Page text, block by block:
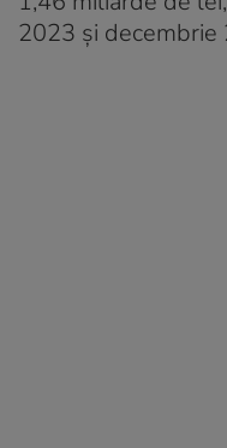
2023 și decembrie